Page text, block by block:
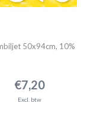
50x94cm, 10%
€7,20
Excl. btw